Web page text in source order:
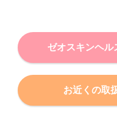
ゼオスキンヘル
お近くの取